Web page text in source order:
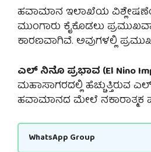
ಹವಾಮಾನ ಇಲಾಖೆಯ
ಮುಂಗಾರು ಕೈಕೊಡಲು
ಕಾರಣವಾಗಿವೆ. ಅವುಗಳಲ್ಲಿ
ಎಲ್ ನಿನೊ ಪ್ರಭಾವ (El Nino
ಮಹಾಸಾಗರದಲ್ಲಿ ಹೆಚ್ಚುತ್ತಿರುವ
ಹವಾಮಾನದ ಮೇಲೆ ನಕಾರಾತ್ಮಕ
WhatsApp Group